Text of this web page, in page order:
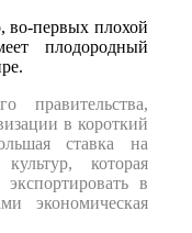
во-первых плохой
плодородный
правительства,
в короткий
ставка на
которая
экспортировать в
экономическая